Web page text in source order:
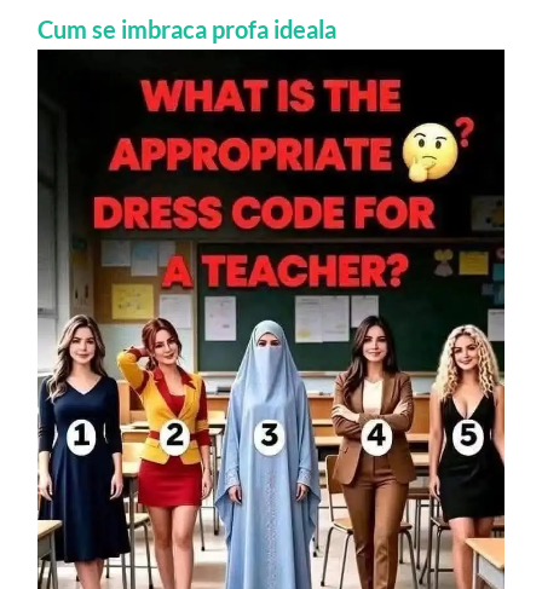
Cum se imbraca profa ideala